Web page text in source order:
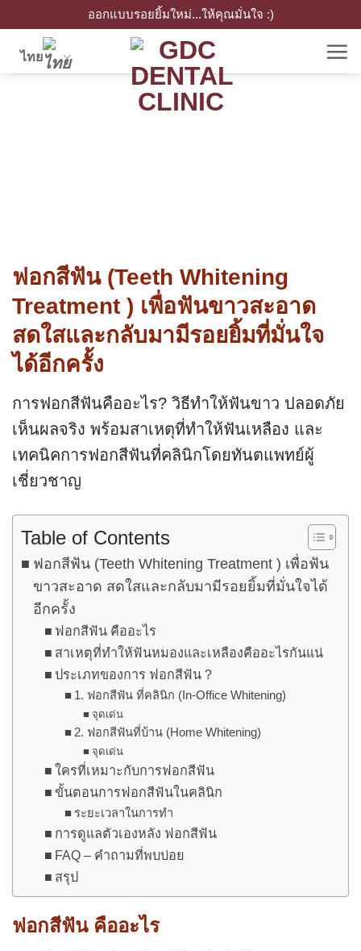
content
ออกแบบรอยยิ้มใหม่...ให้คุณมั่นใจ :)
ไทย
ฟอกสีฟัน (Teeth Whitening
Treatment ) เพื่อฟันขาวสะอาด
สดใสและกลับมามีรอยยิ้มที่มั่นใจ
ได้อีกครั้ง
การฟอกสีฟันคืออะไร? วิธีทำให้ฟันขาว ปลอดภัย
เห็นผลจริง พร้อมสาเหตุที่ทำให้ฟันเหลือง และ
เทคนิคการฟอกสีฟันที่คลินิกโดยทันตแพทย์ผู้
เชี่ยวชาญ
Table of Contents
ฟอกสีฟัน (Teeth Whitening Treatment ) เพื่อฟัน
ขาวสะอาด สดใสและกลับมามีรอยยิ้มที่มั่นใจได้
อีกครั้ง
ฟอกสีฟัน คืออะไร
สาเหตุที่ทำให้ฟันหมองและเหลืองคืออะไรกันแน่
ประเภทของการ ฟอกสีฟัน ?
1. ฟอกสีฟัน ที่คลินิก (In-Office Whitening)
จุดเด่น
2. ฟอกสีฟันที่บ้าน (Home Whitening)
จุดเด่น
ใครที่เหมาะกับการฟอกสีฟัน
ขั้นตอนการฟอกสีฟันในคลินิก
ระยะเวลาในการทำ
การดูแลตัวเองหลัง ฟอกสีฟัน
FAQ – คำถามที่พบบ่อย
สรุป
ฟอกสีฟัน คืออะไร